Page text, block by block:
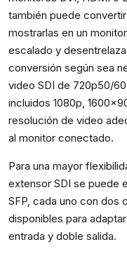
también puede
mostrarlas en un
escalado y
conversión según sea
video SDI de 720p50/
incluidos 1080p,
resolución de video
al monitor conectado.
Para una mayor
extensor SDI se puede
SFP, cada uno con dos
disponibles para
entrada y doble salida.